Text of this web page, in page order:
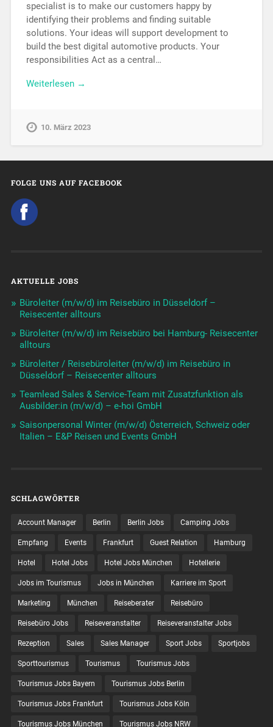
specialist is to make our customers happy by
identifying their problems and finding suitable
solutions. Your ideas will support development to
build the best digital automotive products. Your
responsibilities Act as a central…
Weiterlesen →
10. März 2023
FOLGE UNS AUF FACEBOOK
AKTUELLE JOBS
Büroleiter (m/w/d) im Reisebüro in Düsseldorf –
Reisecenter alltours
Büroleiter (m/w/d) im Reisebüro bei Hamburg- Reisecenter
alltours
Büroleiter / Reisebüroleiter (m/w/d) im Reisebüro in
Düsseldorf – Reisecenter alltours
Teamlead Sales & Service-Team mit Zusatzfunktion als
Ausbilder:in (m/w/d) – e-hoi GmbH
Saisonpersonal Winter (m/w/d) Österreich, Schweiz oder
Italien – E&P Reisen und Events GmbH
SCHLAGWÖRTER
Account Manager Berlin Berlin Jobs Camping Jobs
Empfang Events Frankfurt Guest Relation Hamburg
Hotel Hotel Jobs Hotel Jobs München Hotellerie
Jobs im Tourismus Jobs in München Karriere im Sport
Marketing München Reiseberater Reisebüro
Reisebüro Jobs Reiseveranstalter Reiseveranstalter Jobs
Rezeption Sales Sales Manager Sport Jobs Sportjobs
Sporttourismus Tourismus Tourismus Jobs
Tourismus Jobs Bayern Tourismus Jobs Berlin
Tourismus Jobs Frankfurt Tourismus Jobs Köln
Tourismus Jobs München Tourismus Jobs NRW